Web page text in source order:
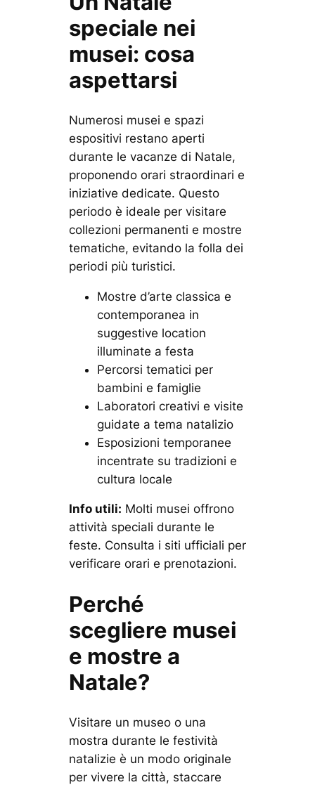
speciale nei
musei: cosa
aspettarsi
Numerosi musei e spazi
espositivi restano aperti
durante le vacanze di Natale,
proponendo orari straordinari e
iniziative dedicate. Questo
periodo è ideale per visitare
collezioni permanenti e mostre
tematiche, evitando la folla dei
periodi più turistici.
Mostre d’arte classica e
contemporanea in
suggestive location
illuminate a festa
Percorsi tematici per
bambini e famiglie
Laboratori creativi e visite
guidate a tema natalizio
Esposizioni temporanee
incentrate su tradizioni e
cultura locale
Info utili: Molti musei offrono
attività speciali durante le
feste. Consulta i siti ufficiali per
verificare orari e prenotazioni.
Perché
scegliere musei
e mostre a
Natale?
Visitare un museo o una
mostra durante le festività
natalizie è un modo originale
per vivere la città, staccare